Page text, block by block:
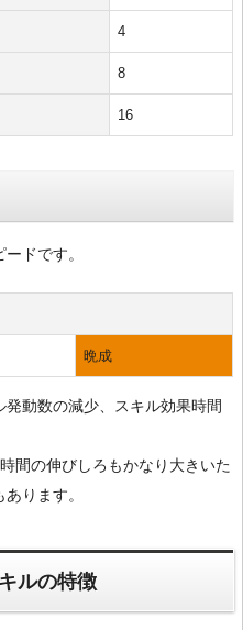
4
8
16
ドです。
晩成
動数の減少、スキル効果時間
間の伸びしろもかなり大きいた
ります。
ルの特徴